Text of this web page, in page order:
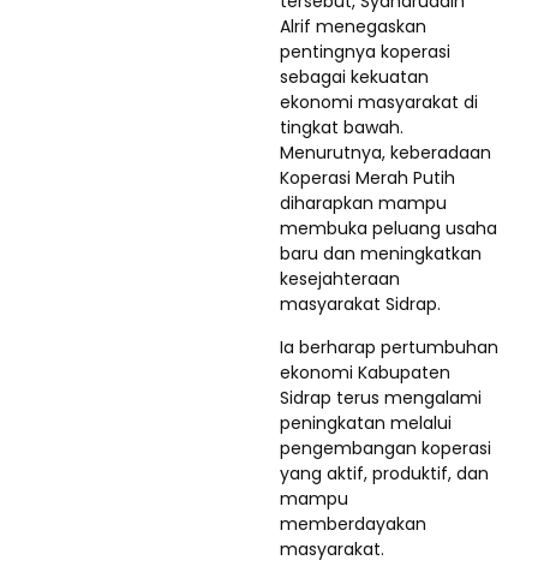
Alrif menegaskan
pentingnya koperasi
sebagai kekuatan
ekonomi masyarakat di
tingkat bawah.
Menurutnya, keberadaan
Koperasi Merah Putih
diharapkan mampu
membuka peluang usaha
baru dan meningkatkan
kesejahteraan
masyarakat Sidrap.
Ia berharap pertumbuhan
ekonomi Kabupaten
Sidrap terus mengalami
peningkatan melalui
pengembangan koperasi
yang aktif, produktif, dan
mampu
memberdayakan
masyarakat.